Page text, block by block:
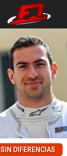
SIN DIFERENCIAS